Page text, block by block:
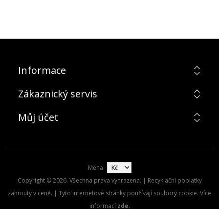
Informace
Zákaznický servis
Můj účet
Měna
Copyright © 2026. Všechna práva vyhrazena. | Recyklační poplatky
zahrnuty v ceně. | Tyto internetové stránky používají soubory cookie. Více
informací zde.